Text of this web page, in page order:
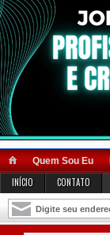
Quem Sou Eu
INÍCIO CONTATO